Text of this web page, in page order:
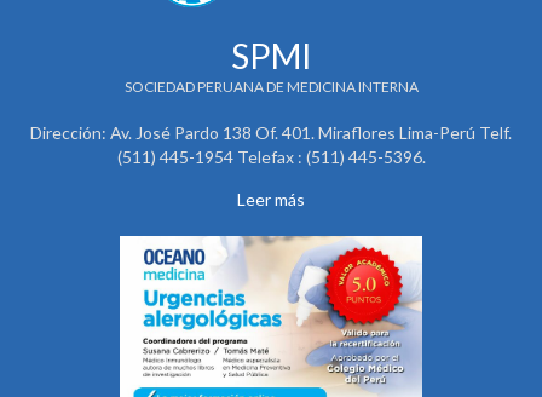
SPMI
SOCIEDAD PERUANA DE MEDICINA INTERNA
Dirección: Av. José Pardo 138 Of. 401. Miraflores Lima-Perú Telf.
(511) 445-1954 Telefax : (511) 445-5396.
Leer más